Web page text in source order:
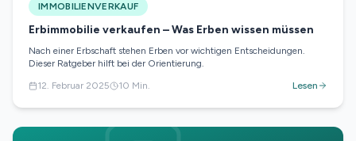
IMMOBILIENVERKAUF
Erbimmobilie verkaufen – Was Erben wissen müssen
Nach einer Erbschaft stehen Erben vor wichtigen Entscheidungen.
Dieser Ratgeber hilft bei der Orientierung.
12. Februar 2025
10 Min. Lesen